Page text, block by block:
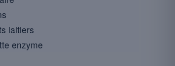
laitiers
enzyme